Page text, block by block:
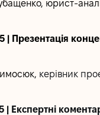
юрист-
| Презентація
керівник
| Експертні